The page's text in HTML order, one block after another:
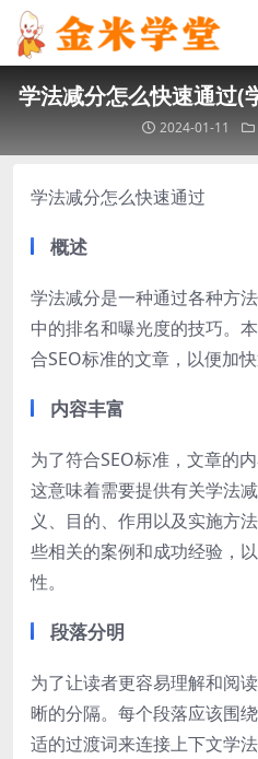
学法减分怎么快速通过(
2024-01-11
学法减分怎么快速通过
概述
学法减分是一种通过各种方
中的排名和曝光度的技巧。
合SEO标准的文章，以便加
内容丰富
为了符合SEO标准，文章的
这意味着需要提供有关学法
义、目的、作用以及实施方
些相关的案例和成功经验，
性。
段落分明
为了让读者更容易理解和阅
晰的分隔。每个段落应该围
适的过渡词来连接上下文学